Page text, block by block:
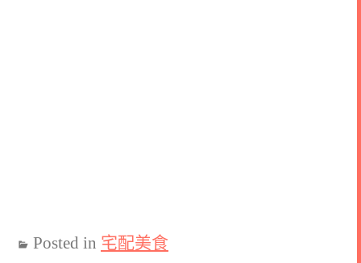
Posted in 宅配美食